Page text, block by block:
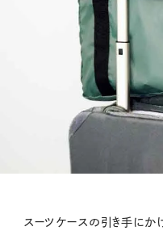
スーツケースの引き手にか